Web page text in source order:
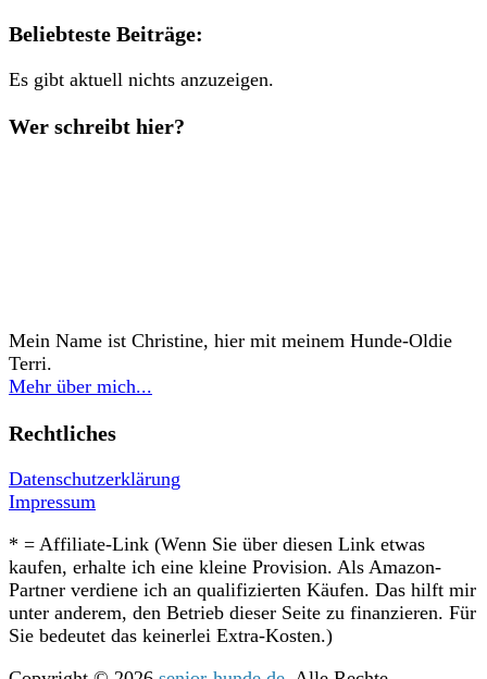
Beliebteste Beiträge:
Es gibt aktuell nichts anzuzeigen.
Wer schreibt hier?
Mein Name ist Christine, hier mit meinem Hunde-Oldie
Terri.
Mehr über mich...
Rechtliches
Datenschutzerklärung
Impressum
* = Affiliate-Link (Wenn Sie über diesen Link etwas
kaufen, erhalte ich eine kleine Provision. Als Amazon-
Partner verdiene ich an qualifizierten Käufen. Das hilft mir
unter anderem, den Betrieb dieser Seite zu finanzieren. Für
Sie bedeutet das keinerlei Extra-Kosten.)